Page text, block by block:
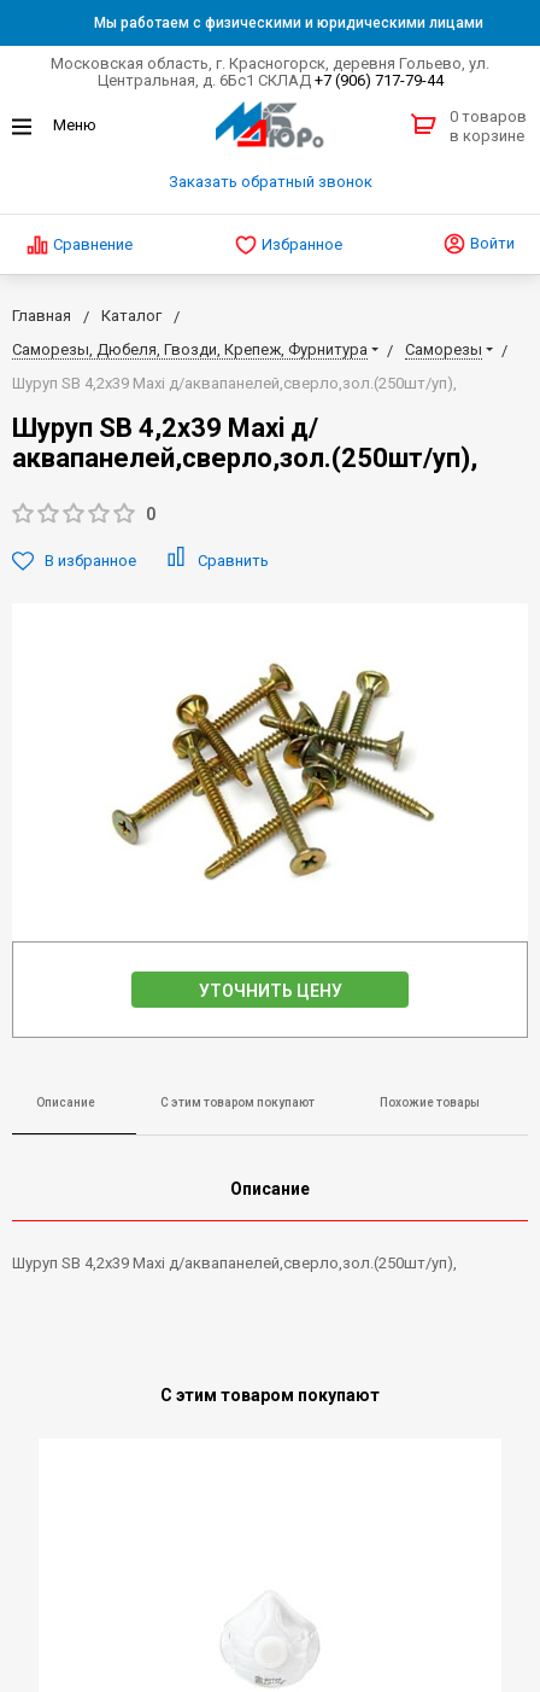
Мы работаем с физическими и юридическими лицами
Московская область, г. Красногорск, деревня Гольево, ул.
Центральная, д. 6Бс1 СКЛАД +7 (906) 717-79-44
Заказать обратный звонок
0 товаров
в корзине
Сравнение Избранное Войти
Главная
Каталог
Саморезы, Дюбеля, Гвозди, Крепеж, Фурнитура
Саморезы
Шуруп SB 4,2х39 Maxi д/аквапанелей,сверло,зол.(250шт/уп),
Шуруп SB 4,2х39 Maxi д/
аквапанелей,сверло,зол.(250шт/уп),
0
В избранное Сравнить
УТОЧНИТЬ ЦЕНУ
Описание С этим товаром покупают Похожие товары
Описание
Шуруп SB 4,2х39 Maxi д/аквапанелей,сверло,зол.(250шт/уп),
С этим товаром покупают